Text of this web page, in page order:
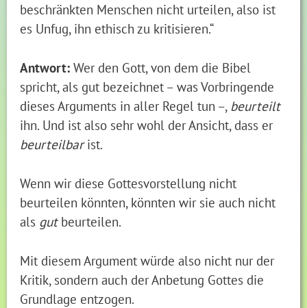
beschränkten Menschen nicht urteilen, also ist
es Unfug, ihn ethisch zu kritisieren.“
Antwort: Wer den Gott, von dem die Bibel
spricht, als gut bezeichnet – was Vorbringende
dieses Arguments in aller Regel tun –, beurteilt
ihn. Und ist also sehr wohl der Ansicht, dass er
beurteilbarist.
Wenn wir diese Gottesvorstellung nicht
beurteilen könnten, könnten wir sie auch nicht
als gutbeurteilen.
Mit diesem Argument würde also nicht nur der
Kritik, sondern auch der Anbetung Gottes die
Grundlage entzogen.